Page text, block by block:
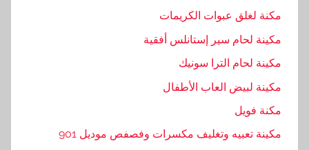
مكنة لغلق عبوات الكريمات
مكينة لحام سير إستانلس أفقية
مكينة لحام الترا سونيك
مكينة لبيض العاب الأطفال
مكنة فويل
مكينة تعبيه وتغليف مكسرات وفصفص موديل 901